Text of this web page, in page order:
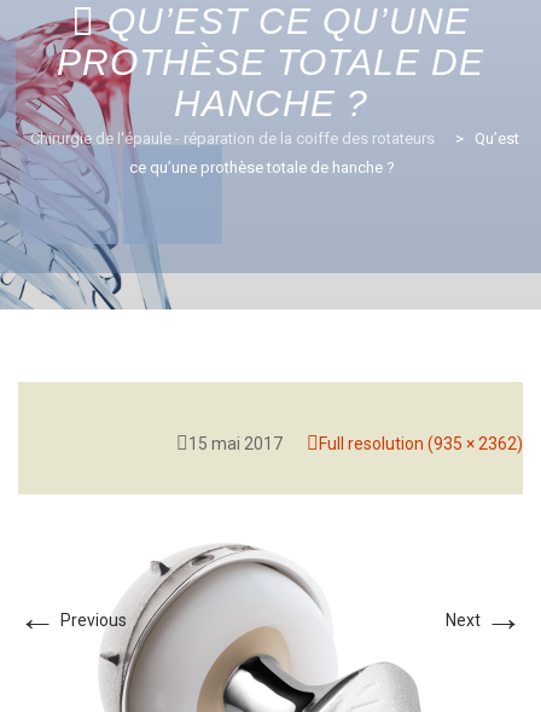
QU’EST CE QU’UNE
PROTHÈSE TOTALE DE
HANCHE ?
Chirurgie de l'épaule - réparation de la coiffe des rotateurs >
Qu’est
ce qu’une prothèse totale de hanche ?
15 mai 2017 Full resolution (935 × 2362)
← Previous Next →